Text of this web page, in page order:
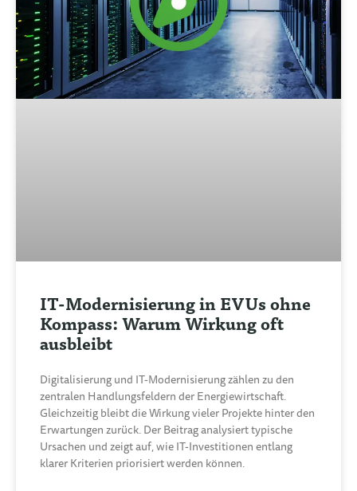
IT-Modernisierung in EVUs ohne
Kompass: Warum Wirkung oft
ausbleibt
Digitalisierung und IT-Modernisierung zählen zu den
zentralen Handlungsfeldern der Energiewirtschaft.
Gleichzeitig bleibt die Wirkung vieler Projekte hinter den
Erwartungen zurück. Der Beitrag analysiert typische
Ursachen und zeigt auf, wie IT-Investitionen entlang
klarer Kriterien priorisiert werden können.